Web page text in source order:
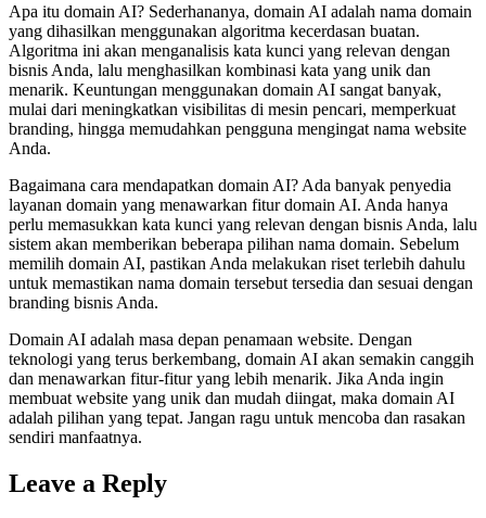
Apa itu domain AI? Sederhananya, domain AI adalah nama domain
yang dihasilkan menggunakan algoritma kecerdasan buatan.
Algoritma ini akan menganalisis kata kunci yang relevan dengan
bisnis Anda, lalu menghasilkan kombinasi kata yang unik dan
menarik. Keuntungan menggunakan domain AI sangat banyak,
mulai dari meningkatkan visibilitas di mesin pencari, memperkuat
branding, hingga memudahkan pengguna mengingat nama website
Anda.
Bagaimana cara mendapatkan domain AI? Ada banyak penyedia
layanan domain yang menawarkan fitur domain AI. Anda hanya
perlu memasukkan kata kunci yang relevan dengan bisnis Anda, lalu
sistem akan memberikan beberapa pilihan nama domain. Sebelum
memilih domain AI, pastikan Anda melakukan riset terlebih dahulu
untuk memastikan nama domain tersebut tersedia dan sesuai dengan
branding bisnis Anda.
Domain AI adalah masa depan penamaan website. Dengan
teknologi yang terus berkembang, domain AI akan semakin canggih
dan menawarkan fitur-fitur yang lebih menarik. Jika Anda ingin
membuat website yang unik dan mudah diingat, maka domain AI
adalah pilihan yang tepat. Jangan ragu untuk mencoba dan rasakan
sendiri manfaatnya.
Leave a Reply